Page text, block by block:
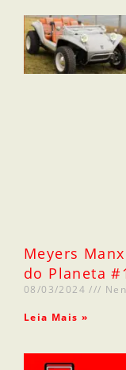
Meyers
do Planeta
08/03/2024
Leia Mais »